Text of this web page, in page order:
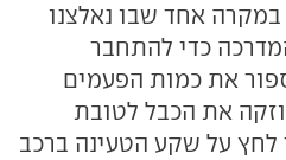
במקרה אחד שבו נאלצנו
כדי להתחבר
את כמות הפעמים
את הכבל לטובת
לחץ על שקע הטעינה ברכב